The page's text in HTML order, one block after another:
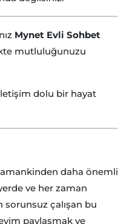
Mynet Evli Sohbet
mutluluğunuzu
dolu bir hayat
daha önemli
ve her zaman
sorunsuz çalışan bu
paylaşmak ve